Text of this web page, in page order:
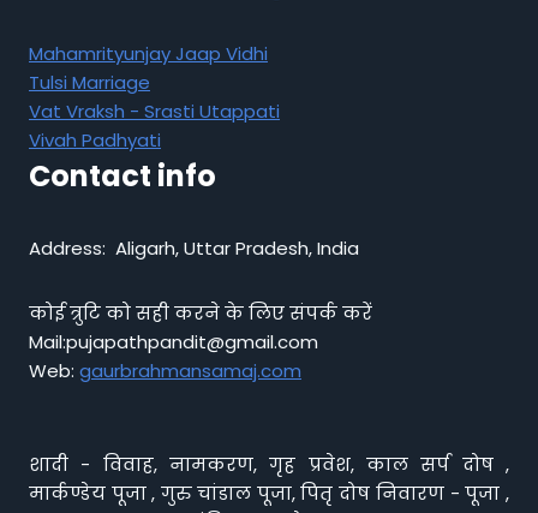
Mahamrityunjay Jaap Vidhi
Tulsi Marriage
Vat Vraksh - Srasti Utappati
Vivah Padhyati
Contact info
Address: Aligarh, Uttar Pradesh, India
कोई त्रुटि को सही करने के लिए संपर्क करें
Mail:pujapathpandit@gmail.com
Web: gaurbrahmansamaj.com
शादी - विवाह, नामकरण, गृह प्रवेश, काल सर्प दोष ,
मार्कण्डेय पूजा , गुरु चांडाल पूजा, पितृ दोष निवारण - पूजा ,